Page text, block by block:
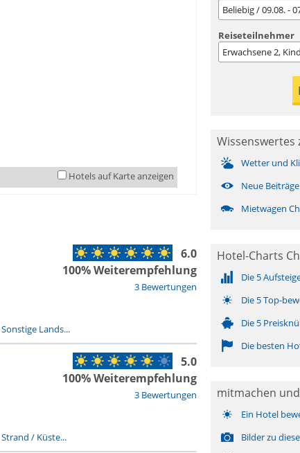
Hotels auf Karte anzeigen
3 Bewertungen
6.0
100% Weiterempfehlung
Sonstige Lands...
3 Bewertungen
5.0
100% Weiterempfehlung
Strand / Küste...
Beliebig / 09.08. -
Reiseteilnehmer
Erwachsene2,
Wissenswertes
Wetter und
Neue
Mietwagen
Hotel-Charts
Die 5
Die 5 Top-
Die 5
Die besten
mitmachen
Ein Hotel
Bilder zu